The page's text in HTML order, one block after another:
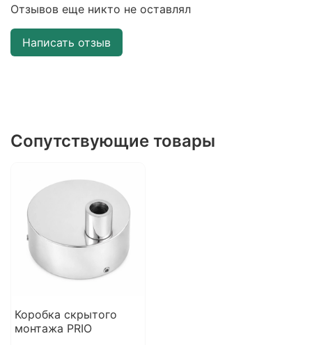
Отзывов еще никто не оставлял
Написать отзыв
Сопутствующие товары
Коробка скрытого
монтажа PRIO